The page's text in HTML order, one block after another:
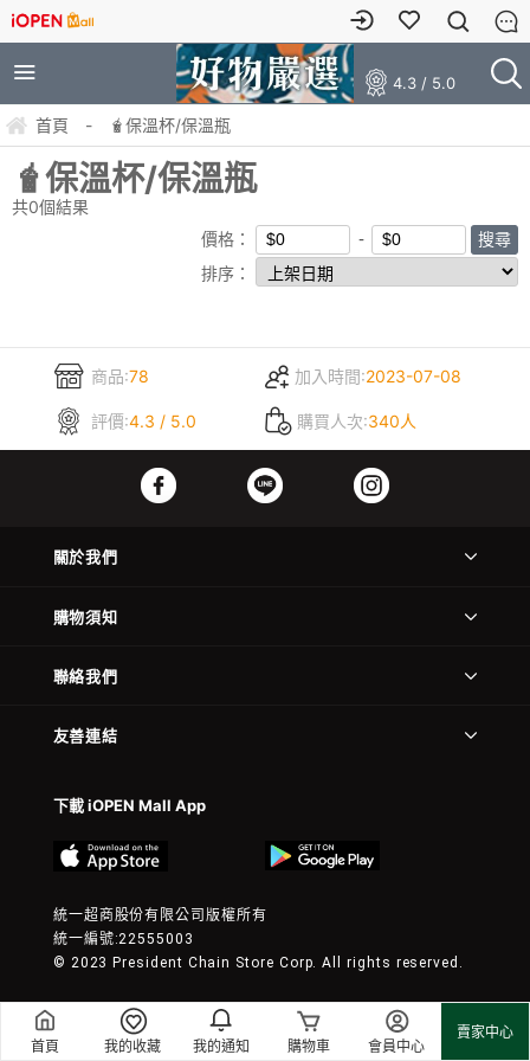
首頁 我的收藏 我的通知 購物車 會員中心
賣家中心
4.3 / 5.0
首頁 - 🧋保溫杯/保溫瓶
🧋保溫杯/保溫瓶
共0個結果
價格：
排序：
商品:78 加入時間:2023-07-08
評價:4.3 / 5.0 購買人次:340人
關於我們
購物須知
聯絡我們
友善連結
下載 iOPEN Mall App
統一超商股份有限公司版權所有
統一編號:22555003
© 2023 President Chain Store Corp. All rights reserved.